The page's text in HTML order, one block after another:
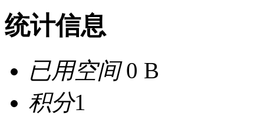
统计信息
已用空间0 B
积分1